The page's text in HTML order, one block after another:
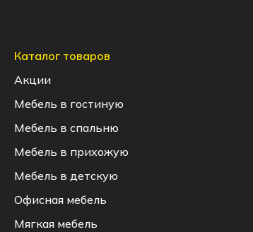
Каталог товаров
Акции
Мебель в гостиную
Мебель в спальню
Мебель в прихожую
Мебель в детскую
Офисная мебель
Мягкая мебель